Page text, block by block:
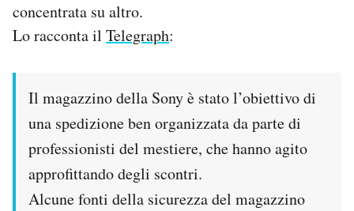
concentrata su altro.
Lo racconta il Telegraph:
Il magazzino della Sony è stato l’obiettivo di
una spedizione ben organizzata da parte di
professionisti del mestiere, che hanno agito
approfittando degli scontri.
Alcune fonti della sicurezza del magazzino